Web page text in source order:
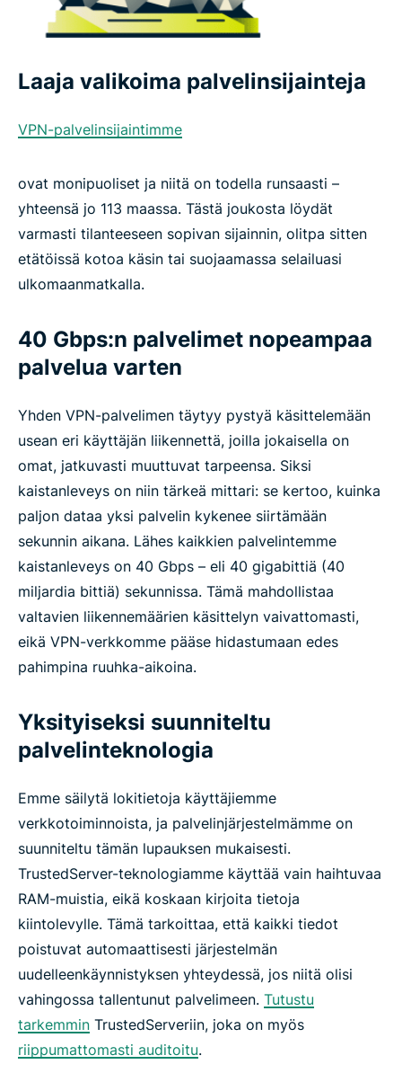
Laaja valikoima palvelinsijainteja
VPN-palvelinsijaintimme
ovat monipuoliset ja niitä on todella runsaasti –
yhteensä jo 113 maassa. Tästä joukosta löydät
varmasti tilanteeseen sopivan sijainnin, olitpa sitten
etätöissä kotoa käsin tai suojaamassa selailuasi
ulkomaanmatkalla.
40 Gbps:n palvelimet nopeampaa
palvelua varten
Yhden VPN-palvelimen täytyy pystyä käsittelemään
usean eri käyttäjän liikennettä, joilla jokaisella on
omat, jatkuvasti muuttuvat tarpeensa. Siksi
kaistanleveys on niin tärkeä mittari: se kertoo, kuinka
paljon dataa yksi palvelin kykenee siirtämään
sekunnin aikana. Lähes kaikkien palvelintemme
kaistanleveys on 40 Gbps – eli 40 gigabittiä (40
miljardia bittiä) sekunnissa. Tämä mahdollistaa
valtavien liikennemäärien käsittelyn vaivattomasti,
eikä VPN-verkkomme pääse hidastumaan edes
pahimpina ruuhka-aikoina.
Yksityiseksi suunniteltu
palvelinteknologia
Emme säilytä lokitietoja käyttäjiemme
verkkotoiminnoista, ja palvelinjärjestelmämme on
suunniteltu tämän lupauksen mukaisesti.
TrustedServer-teknologiamme käyttää vain haihtuvaa
RAM-muistia, eikä koskaan kirjoita tietoja
kiintolevylle. Tämä tarkoittaa, että kaikki tiedot
poistuvat automaattisesti järjestelmän
uudelleenkäynnistyksen yhteydessä, jos niitä olisi
vahingossa tallentunut palvelimeen. Tutustu
tarkemmin TrustedServeriin, joka on myös
riippumattomasti auditoitu.